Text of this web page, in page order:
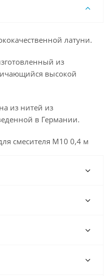
латуни.
из
высокой
из нитей из
в Германии.
смесителя М10 0,4 м